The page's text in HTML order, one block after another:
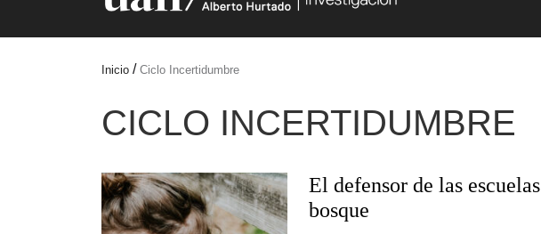
Inicio / Ciclo Incertidumbre
CICLO INCERTIDUMBRE
El defensor de las escuelas
bosque